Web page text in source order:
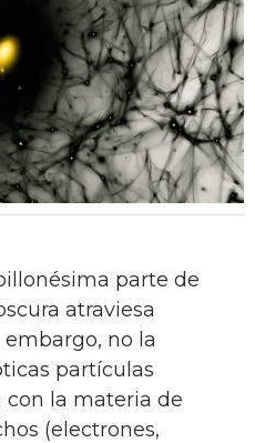
parte de
atraviesa
no la
partículas
la materia de
(electrones,